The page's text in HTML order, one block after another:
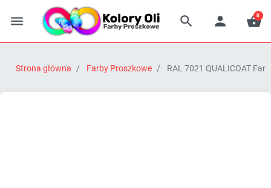
   
0
Strona główna Farby Proszkowe RAL 7021 QUALICOAT